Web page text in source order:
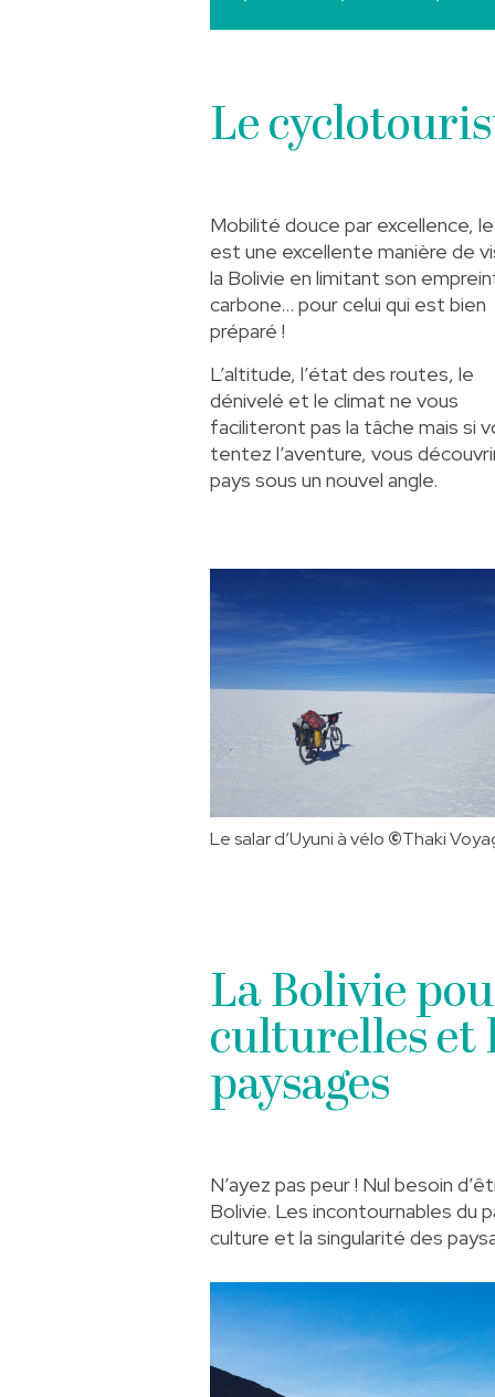
Le
Mobilité douce par excellence,
est une excellente manière de
la Bolivie en limitant son
carbone… pour celui qui est bien
préparé !
L’altitude, l’état des routes, le
dénivelé et le climat ne vous
faciliteront pas la tâche mais si
tentez l’aventure, vous
pays sous un nouvel angle.
Le salar d’Uyuni à vélo ©️Thaki
La Bolivie
culturelles et
paysages
N’ayez pas peur ! Nul besoin
Bolivie. Les incontournables du
culture et la singularité des